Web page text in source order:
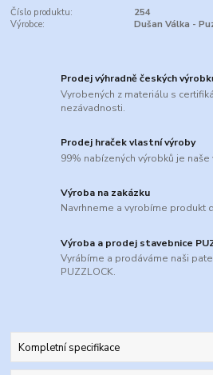
Číslo produktu:
254
Výrobce:
Dušan Válka -
Prodej výhradně českých
Vyrobených z materiálu s
nezávadnosti.
Prodej hraček vlastní výroby
99% nabízených výrobků je
Výroba na zakázku
Navrhneme a vyrobíme produkt
Výroba a prodej stavebnice
Vyrábíme a prodáváme naši
PUZZLOCK.
Kompletní specifikace